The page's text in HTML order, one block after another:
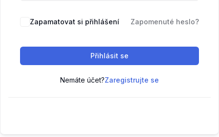
Zapamatovat si přihlášení Zapomenuté heslo?
Přihlásit se
Nemáte účet?Zaregistrujte se